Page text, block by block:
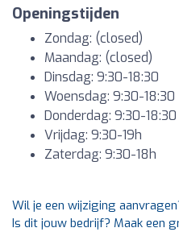
Openingstijden
Zondag: (closed)
Maandag: (closed)
Dinsdag: 9:30-18:30
Woensdag: 9:30-18:30
Donderdag: 9:30-18:30
Vrijdag: 9:30-19h
Zaterdag: 9:30-18h
Wil je een wijziging
Is dit jouw bedrijf? Maak een